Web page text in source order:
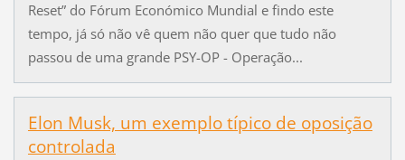
Reset” do Fórum Económico Mundial e findo este
tempo, já só não vê quem não quer que tudo não
passou de uma grande PSY-OP - Operação...
Elon Musk, um exemplo típico de oposição
controlada